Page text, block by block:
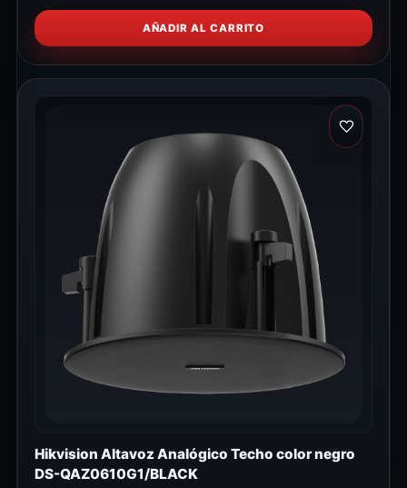
AÑADIR AL CARRITO
Hikvision Altavoz Analógico Techo color negro
DS-QAZ0610G1/BLACK